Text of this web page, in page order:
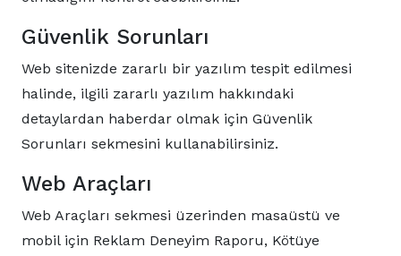
Güvenlik Sorunları
Web sitenizde zararlı bir yazılım tespit edilmesi
halinde, ilgili zararlı yazılım hakkındaki
detaylardan haberdar olmak için Güvenlik
Sorunları sekmesini kullanabilirsiniz.
Web Araçları
Web Araçları sekmesi üzerinden masaüstü ve
mobil için Reklam Deneyim Raporu, Kötüye